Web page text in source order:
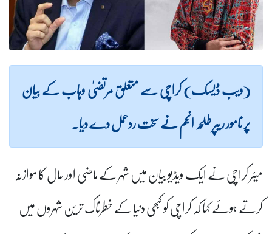
(ویب ڈیسک) کراچی سے متعلق مرتضیٰ وہاب کے بیان
پر نامور ریپر طلحہ انجم نے سخت ردعمل دے دیا۔
میئر کراچی نے ایک ویڈیو بیان میں شہر کے ماضی اور حال کا موازنہ
کرتے ہوئے کہا کہ کراچی کو کبھی دنیا کے خطرناک ترین شہروں میں